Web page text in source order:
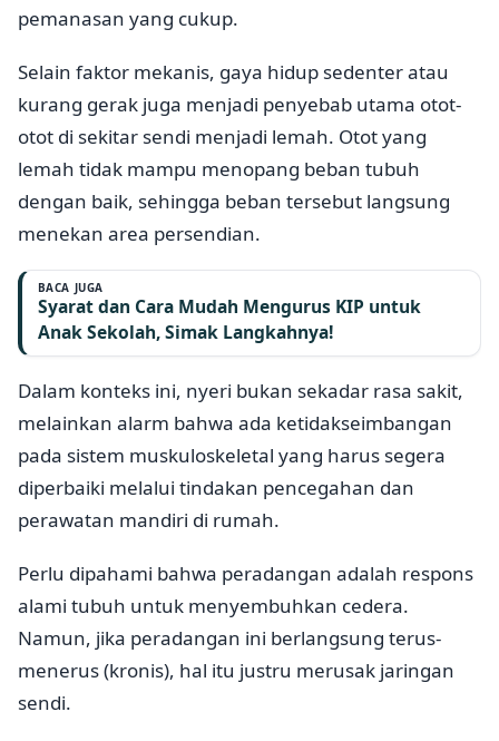
pemanasan yang cukup.
Selain faktor mekanis, gaya hidup sedenter atau
kurang gerak juga menjadi penyebab utama otot-
otot di sekitar sendi menjadi lemah. Otot yang
lemah tidak mampu menopang beban tubuh
dengan baik, sehingga beban tersebut langsung
menekan area persendian.
BACA JUGA
Syarat dan Cara Mudah Mengurus KIP untuk
Anak Sekolah, Simak Langkahnya!
Dalam konteks ini, nyeri bukan sekadar rasa sakit,
melainkan alarm bahwa ada ketidakseimbangan
pada sistem muskuloskeletal yang harus segera
diperbaiki melalui tindakan pencegahan dan
perawatan mandiri di rumah.
Perlu dipahami bahwa peradangan adalah respons
alami tubuh untuk menyembuhkan cedera.
Namun, jika peradangan ini berlangsung terus-
menerus (kronis), hal itu justru merusak jaringan
sendi.